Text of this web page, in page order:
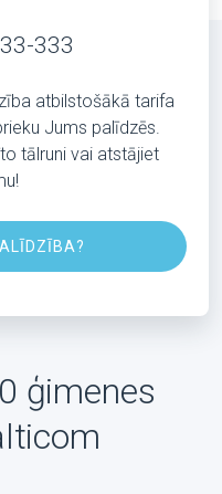
333
atbilstošākā tarifa
Jums palīdzēs.
tālruni vai atstājiet
ģimenes